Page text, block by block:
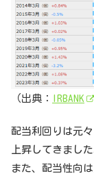
（出典： IRBANK
配当利回りは元
上昇してきました
また、配当性向